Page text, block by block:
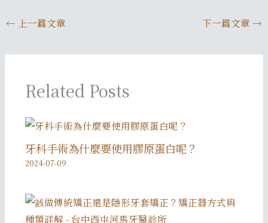
← 上一篇文章 下一篇文章 →
Related Posts
牙科手術為什麼要使用膠原蛋白呢？
2024-07-09